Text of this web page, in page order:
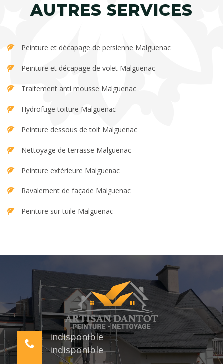
AUTRES SERVICES
Peinture et décapage de persienne Malguenac
Peinture et décapage de volet Malguenac
Traitement anti mousse Malguenac
Hydrofuge toiture Malguenac
Peinture dessous de toit Malguenac
Nettoyage de terrasse Malguenac
Peinture extérieure Malguenac
Ravalement de façade Malguenac
Peinture sur tuile Malguenac
indisponible
indisponible